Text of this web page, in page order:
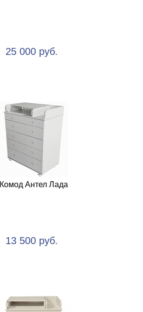
25 000 руб.
Комод Антел Лада
13 500 руб.